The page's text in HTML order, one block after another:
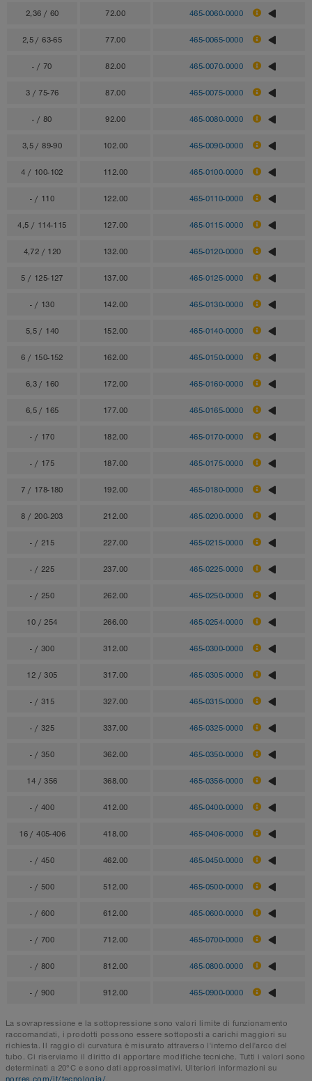
2,36 / 60 72.00 465-0060-0000
2,5 / 63-65 77.00 465-0065-0000
- / 70 82.00 465-0070-0000
3 / 75-76 87.00 465-0075-0000
- / 80 92.00 465-0080-0000
3,5 / 89-90 102.00 465-0090-0000
4 / 100-102 112.00 465-0100-0000
- / 110 122.00 465-0110-0000
4,5 / 114-115 127.00 465-0115-0000
4,72 / 120 132.00 465-0120-0000
5 / 125-127 137.00 465-0125-0000
- / 130 142.00 465-0130-0000
5,5 / 140 152.00 465-0140-0000
6 / 150-152 162.00 465-0150-0000
6,3 / 160 172.00 465-0160-0000
6,5 / 165 177.00 465-0165-0000
- / 170 182.00 465-0170-0000
- / 175 187.00 465-0175-0000
7 / 178-180 192.00 465-0180-0000
8 / 200-203 212.00 465-0200-0000
- / 215 227.00 465-0215-0000
- / 225 237.00 465-0225-0000
- / 250 262.00 465-0250-0000
10 / 254 266.00 465-0254-0000
- / 300 312.00 465-0300-0000
12 / 305 317.00 465-0305-0000
- / 315 327.00 465-0315-0000
- / 325 337.00 465-0325-0000
- / 350 362.00 465-0350-0000
14 / 356 368.00 465-0356-0000
- / 400 412.00 465-0400-0000
16 / 405-406 418.00 465-0406-0000
- / 450 462.00 465-0450-0000
- / 500 512.00 465-0500-0000
- / 600 612.00 465-0600-0000
- / 700 712.00 465-0700-0000
- / 800 812.00 465-0800-0000
- / 900 912.00 465-0900-0000
La sovrapressione e la sottopressione sono valori limite di funzionamento
raccomandati, i prodotti possono essere sottoposti a carichi maggiori su
richiesta. Il raggio di curvatura è misurato attraverso l'interno dell'arco del
tubo. Ci riserviamo il diritto di apportare modifiche tecniche. Tutti i valori sono
determinati a 20°C e sono dati approssimativi. Ulteriori informazioni su
norres.com/it/tecnologia/.